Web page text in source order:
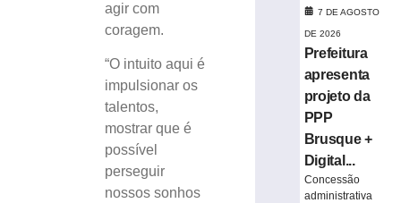
agir com
coragem.
“O intuito aqui é
impulsionar os
talentos,
mostrar que é
possível
perseguir
nossos sonhos
7 DE AGOSTO
DE 2026
Prefeitura
apresenta
projeto da
PPP
Brusque +
Digital...
Concessão
administrativa